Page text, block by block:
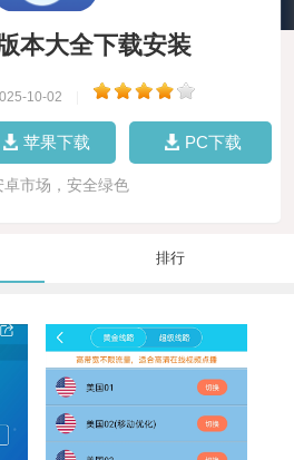
本大全下载安装
10-02
苹果下载 PC下载
卓市场，安全绿色
排行